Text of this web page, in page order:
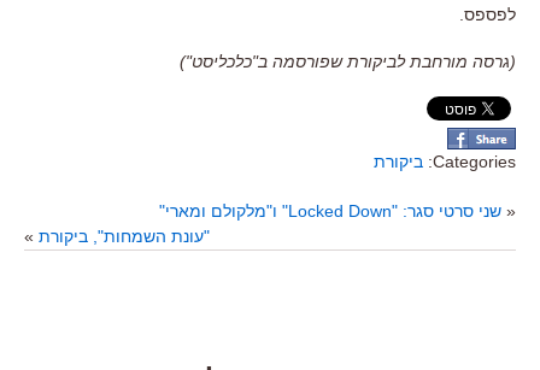
לפספס
(גרסה מורחבת לביקורת שפורסמה ב"כלכליסט")
Categories: ביקורת
« שני סרטי סגר: "Locked Down" ו"מלקולם ומארי"
"עונת השמחות", ביקורת »